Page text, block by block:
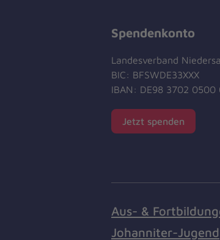
Spendenkonto
Landesverband
BIC: BFSWDE33XXX
IBAN: DE98 3702 0500
Jetzt spenden
Aus- &
Johanniter-Jugend